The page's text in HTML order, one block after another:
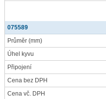
075589
Průměr (mm)
Úhel kyvu
Připojení
Cena bez DPH
Cena vč. DPH